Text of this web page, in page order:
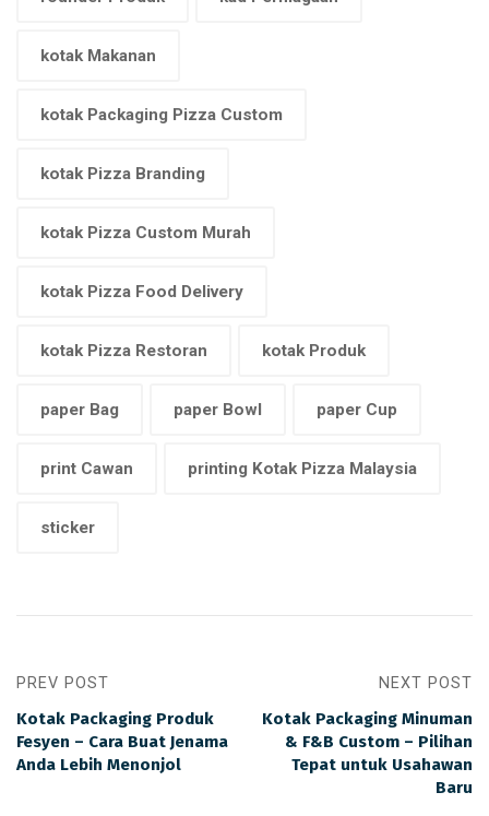
kotak Makanan
kotak Packaging Pizza Custom
kotak Pizza Branding
kotak Pizza Custom Murah
kotak Pizza Food Delivery
kotak Pizza Restoran kotak Produk
paper Bag paper Bowl paper Cup
print Cawan printing Kotak Pizza Malaysia
sticker
PREV POST
Kotak Packaging Produk
Fesyen – Cara Buat Jenama
Anda Lebih Menonjol
NEXT POST
Kotak Packaging Minuman
& F&B Custom – Pilihan
Tepat untuk Usahawan
Baru